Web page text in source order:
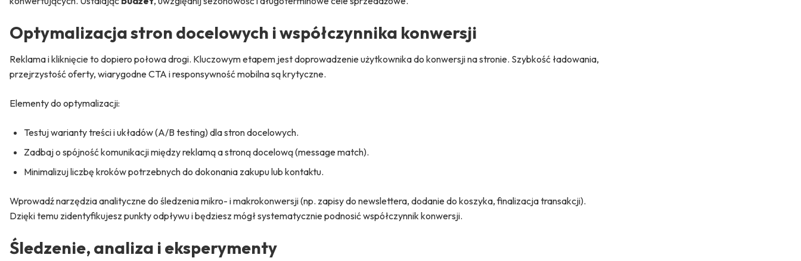
Optymalizacja stron docelowych i współczynnika konwersji
Reklama i kliknięcie to dopiero połowa drogi. Kluczowym etapem jest doprowadzenie użytkownika do konwersji na stronie. Szybkość ładowania,
przejrzystość oferty, wiarygodne CTA i responsywność mobilna są krytyczne.
Elementy do optymalizacji:
Testuj warianty treści i układów (A/B testing) dla stron docelowych.
Zadbaj o spójność komunikacji między reklamą a stroną docelową (message match).
Minimalizuj liczbę kroków potrzebnych do dokonania zakupu lub kontaktu.
Wprowadź narzędzia analityczne do śledzenia mikro- i makrokonwersji (np. zapisy do newslettera, dodanie do koszyka, finalizacja transakcji).
Dzięki temu zidentyfikujesz punkty odpływu i będziesz mógł systematycznie podnosić współczynnik konwersji.
Śledzenie, analiza i eksperymenty